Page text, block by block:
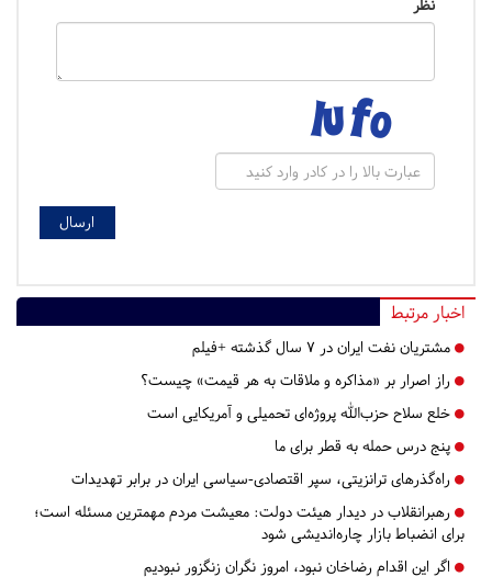
نظر
اخبار مرتبط
مشتریان نفت ایران در ۷ سال گذشته +فیلم
راز اصرار بر «مذاکره و ملاقات به هر قیمت» چیست؟
خلع سلاح حزب‌الله پروژه‌ای تحمیلی و آمریکایی است
پنج درس‌ حمله به قطر برای ما
راه‌گذرهای ترانزیتی، سپر اقتصادی-سیاسی ایران در برابر تهدیدات
رهبرانقلاب در دیدار هیئت دولت: معیشت مردم مهمترین مسئله است؛
برای انضباط بازار چاره‌اندیشی شود
اگر این اقدام رضاخان نبود، امروز نگران زنگزور نبودیم